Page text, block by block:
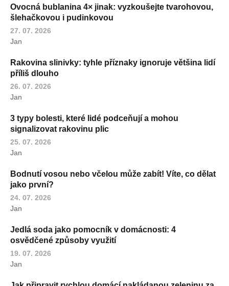
Ovocná bublanina 4× jinak: vyzkoušejte tvarohovou,
šlehačkovou i pudinkovou
27. 07. 2026
Jan
Rakovina slinivky: tyhle příznaky ignoruje většina lidí
příliš dlouho
26. 07. 2026
Jan
3 typy bolesti, které lidé podceňují a mohou
signalizovat rakovinu plic
25. 07. 2026
Jan
Bodnutí vosou nebo včelou může zabít! Víte, co dělat
jako první?
24. 07. 2026
Jan
Jedlá soda jako pomocník v domácnosti: 4
osvědčené způsoby využití
19. 07. 2026
Jan